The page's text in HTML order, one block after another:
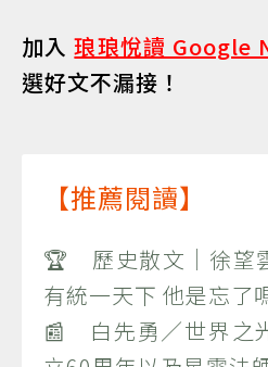
加入琅琅悅讀 Google
選好文不漏接！
【推薦閱讀】
🏆 歷史散文｜徐望
有統一天下 他是忘了
📰 白先勇／世界之